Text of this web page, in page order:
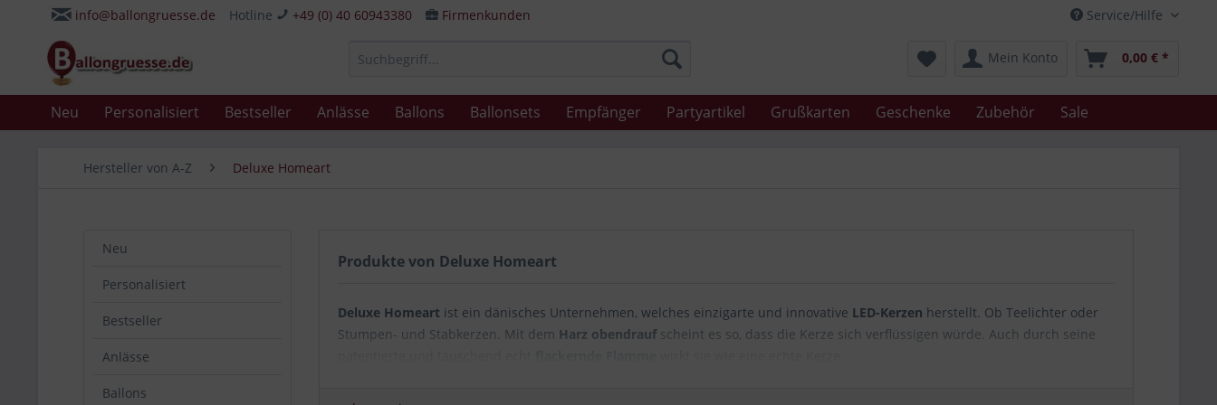
Service/Hilfe
info@ballongruesse.de Hotline +49 (0) 40 60943380 Firmenkunden
Mein Konto 0,00 € *
Neu Personalisiert Bestseller Anlässe Ballons Ballonsets Empfänger Partyartikel Grußkarten Geschenke Zubehör Sale
Hersteller von A-Z Deluxe Homeart
Neu
Personalisiert
Bestseller
Anlässe
Ballons
Produkte von Deluxe Homeart
Deluxe Homeart ist ein dänisches Unternehmen, welches einzigarte und innovative LED-Kerzen herstellt. Ob Teelichter oder
Stumpen- und Stabkerzen. Mit dem Harz obendraufscheint es so, dass die Kerze sich verflüssigen würde. Auch durch seine